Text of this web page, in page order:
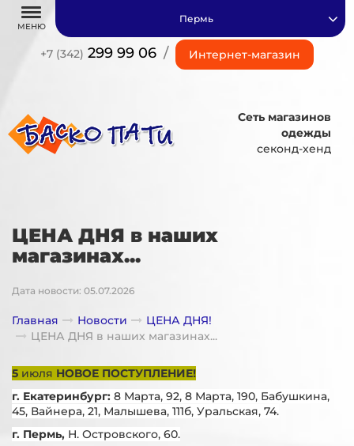
МЕНЮ
+7 (342) 299 99 06 / Интернет-магазин
Пермь
Сеть магазинов
одежды
секонд-хенд
ЦЕНА ДНЯ в наших
магазинах...
Дата новости: 05.07.2026
Главная Новости
ЦЕНА ДНЯ!
ЦЕНА ДНЯ в наших магазинах...
5 июля НОВОЕ ПОСТУПЛЕНИЕ!
г. Екатеринбург: 8 Марта, 92, 8 Марта, 190, Бабушкина,
45, Вайнера, 21, Малышева, 111б, Уральская, 74.
г. Пермь, Н. Островского, 60.